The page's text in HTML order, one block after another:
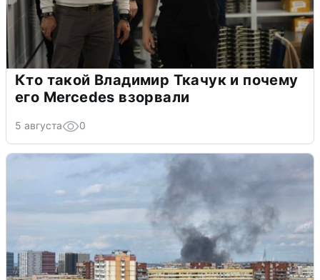
Кто такой Владимир Ткачук и почему
его Mercedes взорвали
5 августа 0